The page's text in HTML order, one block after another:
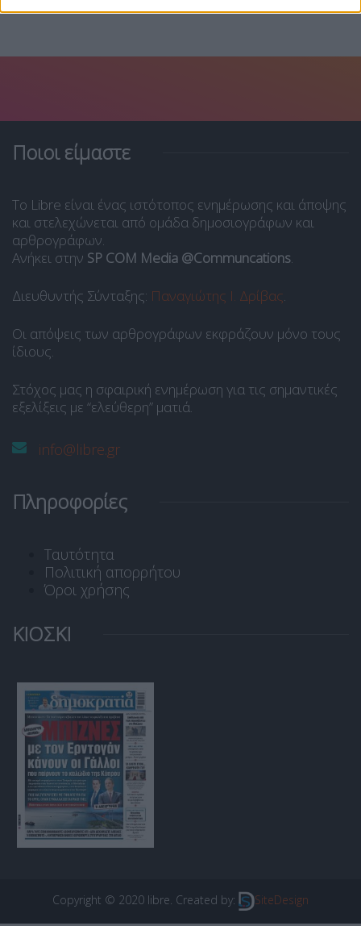
Ποιοι είμαστε
Το Libre είναι ένας ιστότοπος ενημέρωσης και άποψης
και στελεχώνεται από ομάδα δημοσιογράφων και
αρθρογράφων.
Ανήκει στην SP COM Media @Communcations.
Διευθυντής Σύνταξης: Παναγιώτης Ι. Δρίβας.
Οι απόψεις των αρθρογράφων εκφράζουν μόνο τους
ίδιους.
Στόχος μας η σφαιρική ενημέρωση για τις σημαντικές
εξελίξεις με “ελεύθερη” ματιά.
info@libre.gr
Πληροφορίες
Ταυτότητα
Πολιτική απορρήτου
Όροι χρήσης
ΚΙΟΣΚΙ
Copyright © 2020 libre. Created by: SiteDesign